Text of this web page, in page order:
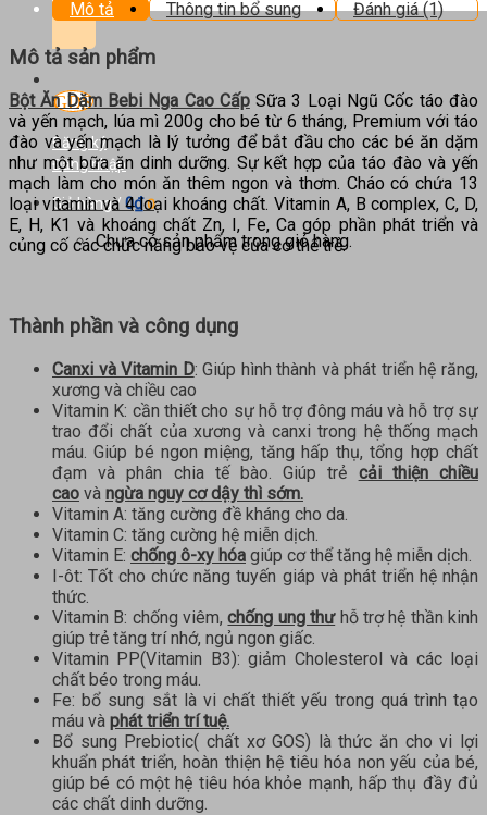
Đăng ký
Đăng nhập
Giỏ hàng / 0₫ 0
Chưa có sản phẩm trong giỏ hàng.
Mô tả Thông tin bổ sung Đánh giá (1)
Mô tả sản phẩm
Bột Ăn Dặm Bebi Nga Cao CấpSữa 3 Loại Ngũ Cốc táo đào
và yến mạch, lúa mì 200g cho bé từ 6 tháng, Premium với táo
đào và yến mạch là lý tưởng để bắt đầu cho các bé ăn dặm
như một bữa ăn dinh dưỡng. Sự kết hợp của táo đào và yến
mạch làm cho món ăn thêm ngon và thơm. Cháo có chứa 13
loại vitamin và 4 loại khoáng chất. Vitamin A, B complex, C, D,
E, H, K1 và khoáng chất Zn, I, Fe, Ca góp phần phát triển và
củng cố các chức năng bảo vệ của cơ thể trẻ.
Thành phần và công dụng
Canxi và Vitamin D: Giúp hình thành và phát triển hệ răng,
xương và chiều cao
Vitamin K: cần thiết cho sự hỗ trợ đông máu và hỗ trợ sự
trao đổi chất của xương và canxi trong hệ thống mạch
máu. Giúp bé ngon miệng, tăng hấp thụ, tổng hợp chất
đạm và phân chia tế bào. Giúp trẻ cải thiện chiều
cao và ngừa nguy cơ dậy thì sớm.
Vitamin A: tăng cường đề kháng cho da.
Vitamin C: tăng cường hệ miễn dịch.
Vitamin E: chống ô-xy hóa giúp cơ thể tăng hệ miễn dịch.
I-ôt: Tốt cho chức năng tuyến giáp và phát triển hệ nhận
thức.
Vitamin B: chống viêm,chống ung thưhỗ trợ hệ thần kinh
giúp trẻ tăng trí nhớ, ngủ ngon giấc.
Vitamin PP(Vitamin B3): giảm Cholesterol và các loại
chất béo trong máu.
Fe: bổ sung sắt là vi chất thiết yếu trong quá trình tạo
máu và phát triển trí tuệ.
Bổ sung Prebiotic( chất xơ GOS) là thức ăn cho vi lợi
khuẩn phát triển, hoàn thiện hệ tiêu hóa non yếu của bé,
giúp bé có một hệ tiêu hóa khỏe mạnh, hấp thụ đầy đủ
các chất dinh dưỡng.